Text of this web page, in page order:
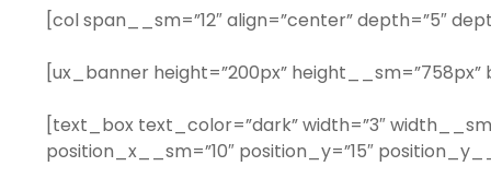
[col span__sm=”12″ align=”center” depth=”5″
[ux_banner height=”200px”
[text_box text_color=”dark” width=”3″
position_x__sm=”10″ position_y=”15″